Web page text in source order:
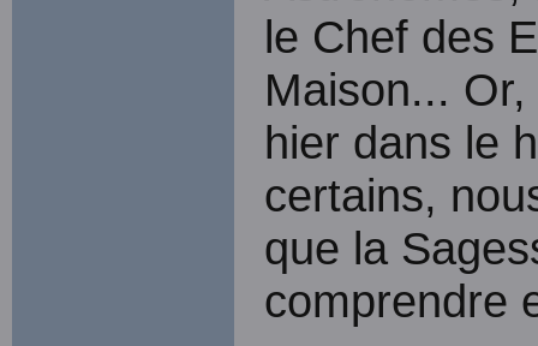
le Chef des
Maison...
hier dans le
certains,
que la
comprendre